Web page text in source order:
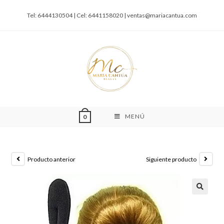
Tel: 6444130504 | Cel: 6441158020 | ventas@mariacantua.com
0 MENÚ
Producto anterior Siguiente producto